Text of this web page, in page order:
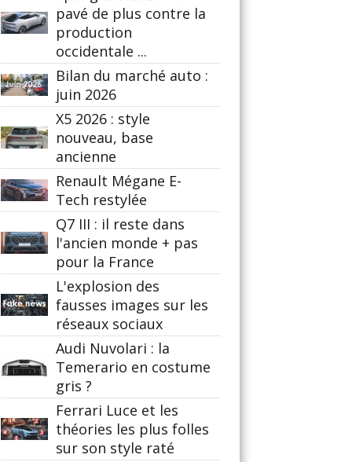
pavé de plus contre la
production
occidentale ...
Bilan du marché auto :
juin 2026
X5 2026 : style
nouveau, base
ancienne
Renault Mégane E-
Tech restylée
Q7 III : il reste dans
l'ancien monde + pas
pour la France
L'explosion des
fausses images sur les
réseaux sociaux
Audi Nuvolari : la
Temerario en costume
gris ?
Ferrari Luce et les
théories les plus folles
sur son style raté